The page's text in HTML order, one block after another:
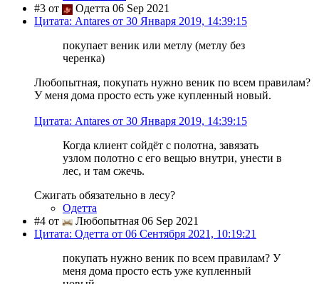
#3 от
Одетта 06 Sep 2021
Цитата: Antares от 30 Января 2019, 14:39:15
покупает веник или метлу (метлу без
черенка)
Любопытная, покупать нужно веник по всем правилам?
У меня дома просто есть уже купленный новый.
Цитата: Antares от 30 Января 2019, 14:39:15
Когда клиент сойдёт с полотна, завязать
узлом полотно с его вещью внутри, унести в
лес, и там сжечь.
Сжигать обязательно в лесу?
Одетта
#4 от
Любопытная 06 Sep 2021
Цитата: Одетта от 06 Сентября 2021, 10:19:21
покупать нужно веник по всем правилам? У
меня дома просто есть уже купленный